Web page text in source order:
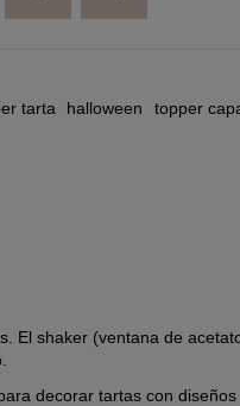
tarta halloween topper
shaker (ventana de
decorar tartas con